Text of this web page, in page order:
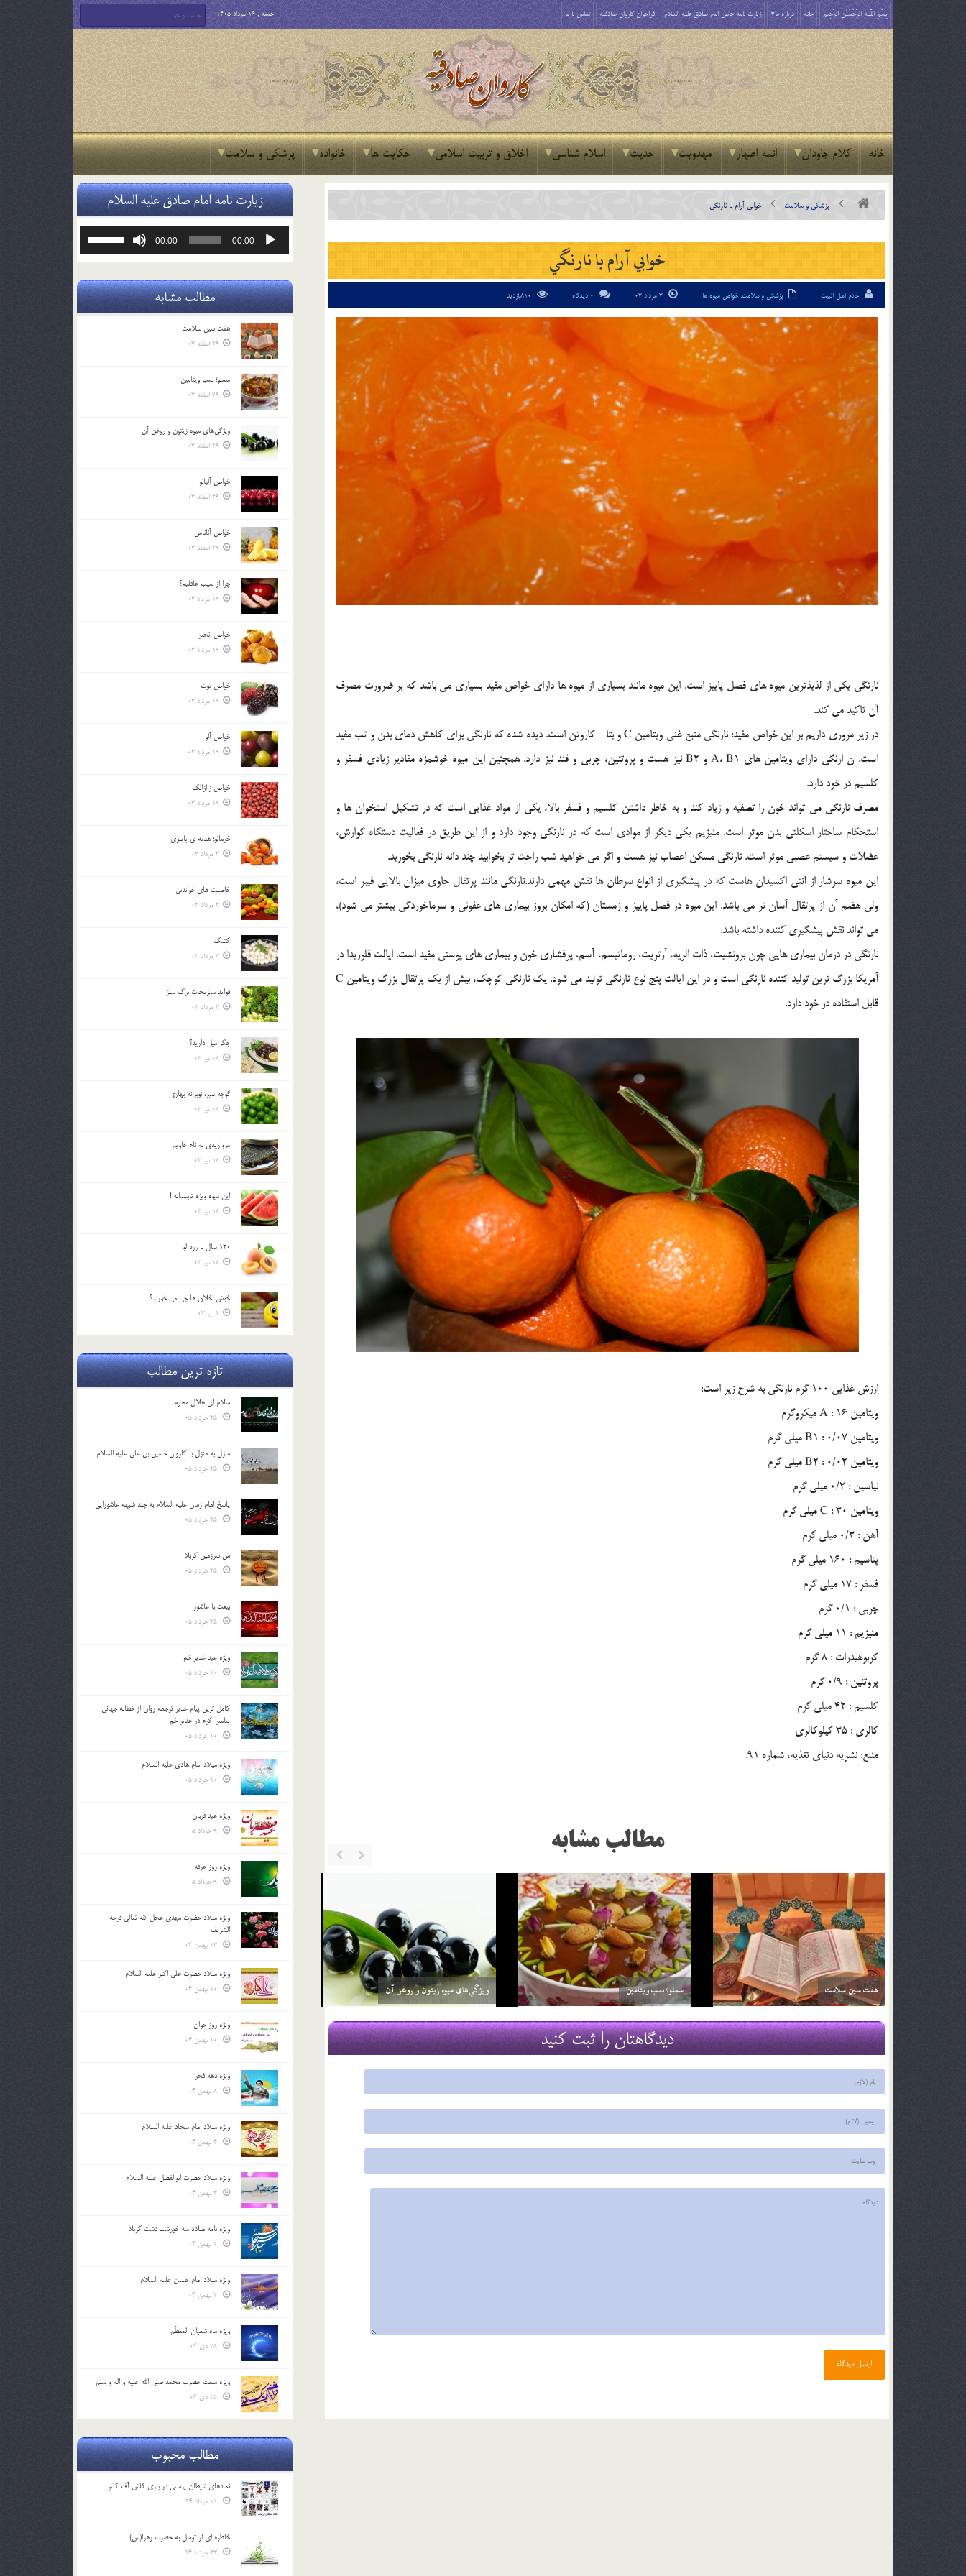
بِسْمِ اللَّـهِ الرَّحْمَـٰنِ الرَّحِيمِ خانه درباره ما زیارت نامه خاص امام صادق علیه السلام فراخوان کاروان صادقیه تماس با ما جمعه , 16 مرداد 1405
خانه کلام جاودان ائمه اطهار مهدویت حدیث اسلام شناسی اخلاق و تربیت اسلامی حکایت ها خانواده پزشکی و سلامت
پزشکی و سلامت خوابي آرام با نارنگي
خوابي آرام با نارنگي
خادم اهل البیت پزشکی و سلامت, خواص میوه ها 0 دیدگاه
نارنگي يكي از لذيذترين ميوه هاي فصل پاييز است. اين ميوه مانند بسياري از ميوه ها داراي خواص مفيد بسياري مي باشد كه بر ضرورت مصرف
آن تاكيد مي كند.
در زير مروري داريم بر اين خواص مفيد: نارنگي منبع غني ويتامين C و بتا ـ كاروتن است. ديده شده كه نارنگي براي كاهش دماي بدن و تب مفيد
است. ن ارنگي داراي ويتامين هاي A، B1 و B2 نيز هست و پروتئين، چربي و قند نيز دارد. همچنين اين ميوه خوشمزه مقادير زيادي فسفر و
كلسيم در خود دارد.
مصرف نارنگي مي تواند خون را تصفيه و زياد كند و به خاطر داشتن كلسيم و فسفر بالا، يكي از مواد غذايي است كه در تشكيل استخوان ها و
استحكام ساختار اسكلتي بدن موثر است. منيزيم يكي ديگر از موادي است كه در نارنگي وجود دارد و از اين طريق در فعاليت دستگاه گوارش،
عضلات و سيستم عصبي موثر است. نارنگي مسكن اعصاب نيز هست و اگر مي خواهيد شب راحت تر بخوابيد چند دانه نارنگي بخوريد.
اين ميوه سرشار از آنتي اكسيدان هاست كه در پيشگيري از انواع سرطان ها نقش مهمي دارند.نارنگي مانند پرتقال حاوي ميزان بالايي فيبر است،
ولي هضم آن از پرتقال آسان تر مي باشد. اين ميوه در فصل پاييز و زمستان (كه امكان بروز بيماري هاي عفوني و سرماخوردگي بيشتر مي شود)‌،
مي تواند نقش پيشگيري كننده داشته باشد.
نارنگي در درمان بيماري هايي چون برونشيت، ذات الريه، آرتريت، روماتيسم، آسم، پرفشاري خون و بيماري هاي پوستي مفيد است. ايالت فلوريدا در
آمريكا بزرگ ترين توليد كننده نارنگي است و در اين ايالت پنج نوع نارنگي توليد مي شود. يك نارنگي كوچك، بيش از يك پرتقال بزرگ ويتامين C
قابل استفاده در خود دارد.
ارزش غذايي 100 گرم نارنگي به شرح زير است:
ويتامين A : 16 ميكروگرم
ويتامين B1 : 0/07 ميلي گرم
ويتامين B2 : 0/02 ميلي گرم
نياسين : 0/2 ميلي گرم
ويتامين C : 30 ميلي گرم
آهن : 0/3 ميلي گرم
پتاسيم : 160 ميلي گرم
فسفر : 17 ميلي گرم
چربي : 0/1 گرم
منيزيم : 11 ميلي گرم
كربوهيدرات : 8 گرم
پروتئين : 0/9 گرم
كلسيم : 42 ميلي گرم
كالري : 35 كيلوكالري
منبع: نشريه دنياي تغذيه، شماره 91.
مطالب مشابه
خواص آلبالو
29 اسفند 03
خواص آناناس
29 اسفند 03
چرا از سيب غافليم؟
19 مرداد 03
دیدگاهتان را ثبت کنید
زیارت نامه امام صادق علیه السلام
پخش‌کننده
00:00
00:00
یا
صدا
کلیدهای
مطالب مشابه
هفت سين سلامت
29 اسفند 03
سمنو؛ بمب ويتامين
29 اسفند 03
ويژگي‌هاي ميوه زيتون و روغن آن
29 اسفند 03
خواص آلبالو
29 اسفند 03
خواص آناناس
29 اسفند 03
چرا از سيب غافليم؟
19 مرداد 03
خواص انجير
19 مرداد 03
خواص توت
19 مرداد 03
خواص آلو
19 مرداد 03
خواص زالزالک
19 مرداد 03
خرمالو؛ هديه ي پاييزي
3 مرداد 03
خاصيت هاي خواندني
3 مرداد 03
کشک
3 مرداد 03
فوايد سبزيجات برگ سبز
3 مرداد 03
جگر ميل داريد؟
18 تیر 03
گوجه سبز، نوبرانه بهاري
18 تیر 03
مرواريدي به نام خاويار
18 تیر 03
اين ميوه ويژه تابستانه !
18 تیر 03
120 سال با زردآلو
18 تیر 03
خوش اخلاق ها چي مي خورند؟
2 تیر 03
تازه ترین مطالب
سلام ای هلال محرم
منزل به منزل با کاروان حسین بن علی علیه السلام
پاسخ امام زمان علیه السلام به چند شبهه عاشورایی
من سرزمین کربلا
بیعت با عاشورا
ویژه عید غدیر خم
کامل ترین پیام غدیر ترجمه روان از خطابه جهانی
پیامبر اکرم در غدیر خم
ویژه میلاد امام هادی علیه السلام
ویژه عید قربان
ویژه روز عرفه
ویژه میلاد حضرت مهدی عجل الله تعالی فرجه
الشريف
ویژه میلاد حضرت علی اکبر علیه السلام
ویژه روز جوان
ویژه دهه فجر
ویژه میلاد امام سجاد علیه السلام
ویژه میلاد حضرت ابوالفضل علیه السلام
ویژه نامه میلاد سه خورشید دشت کربلا
ویژه میلاد امام حسین علیه السلام
ویژه ماه شعبان المعظّم
ویژه مبعث حضرت محمد صلی الله علیه و اله و سلم
مطالب محبوب
نمادهای شیطان پرستی در بازی کلش آف کلنز
خاطره ای از توسل به حضرت زهرا(س)